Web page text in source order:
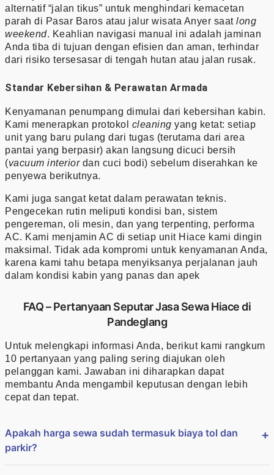
alternatif “jalan tikus” untuk menghindari kemacetan
parah di Pasar Baros atau jalur wisata Anyer saat long
weekend. Keahlian navigasi manual ini adalah jaminan
Anda tiba di tujuan dengan efisien dan aman, terhindar
dari risiko tersesasar di tengah hutan atau jalan rusak.
Standar Kebersihan & Perawatan Armada
Kenyamanan penumpang dimulai dari kebersihan kabin.
Kami menerapkan protokol cleaning yang ketat: setiap
unit yang baru pulang dari tugas (terutama dari area
pantai yang berpasir) akan langsung dicuci bersih
(vacuum interiordan cuci bodi) sebelum diserahkan ke
penyewa berikutnya.
Kami juga sangat ketat dalam perawatan teknis.
Pengecekan rutin meliputi kondisi ban, sistem
pengereman, oli mesin, dan yang terpenting, performa
AC. Kami menjamin AC di setiap unit Hiace kami dingin
maksimal. Tidak ada kompromi untuk kenyamanan Anda,
karena kami tahu betapa menyiksanya perjalanan jauh
dalam kondisi kabin yang panas dan apek
FAQ – Pertanyaan Seputar Jasa Sewa Hiace di
Pandeglang
Untuk melengkapi informasi Anda, berikut kami rangkum
10 pertanyaan yang paling sering diajukan oleh
pelanggan kami. Jawaban ini diharapkan dapat
membantu Anda mengambil keputusan dengan lebih
cepat dan tepat.
Apakah harga sewa sudah termasuk biaya tol dan
parkir?